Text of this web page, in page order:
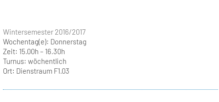
Wintersemester 2016/2017
Wochentag(e): Donnerstag
Zeit: 15.00h – 16.30h
Turnus: wöchentlich
Ort: Dienstraum F1.03